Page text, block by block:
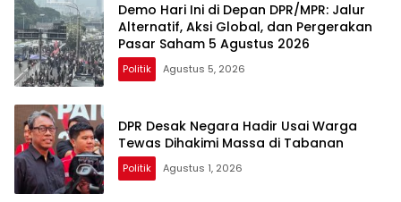
Demo Hari Ini di Depan DPR/MPR: Jalur
Alternatif, Aksi Global, dan Pergerakan
Pasar Saham 5 Agustus 2026
Politik Agustus 5, 2026
DPR Desak Negara Hadir Usai Warga
Tewas Dihakimi Massa di Tabanan
Politik Agustus 1, 2026